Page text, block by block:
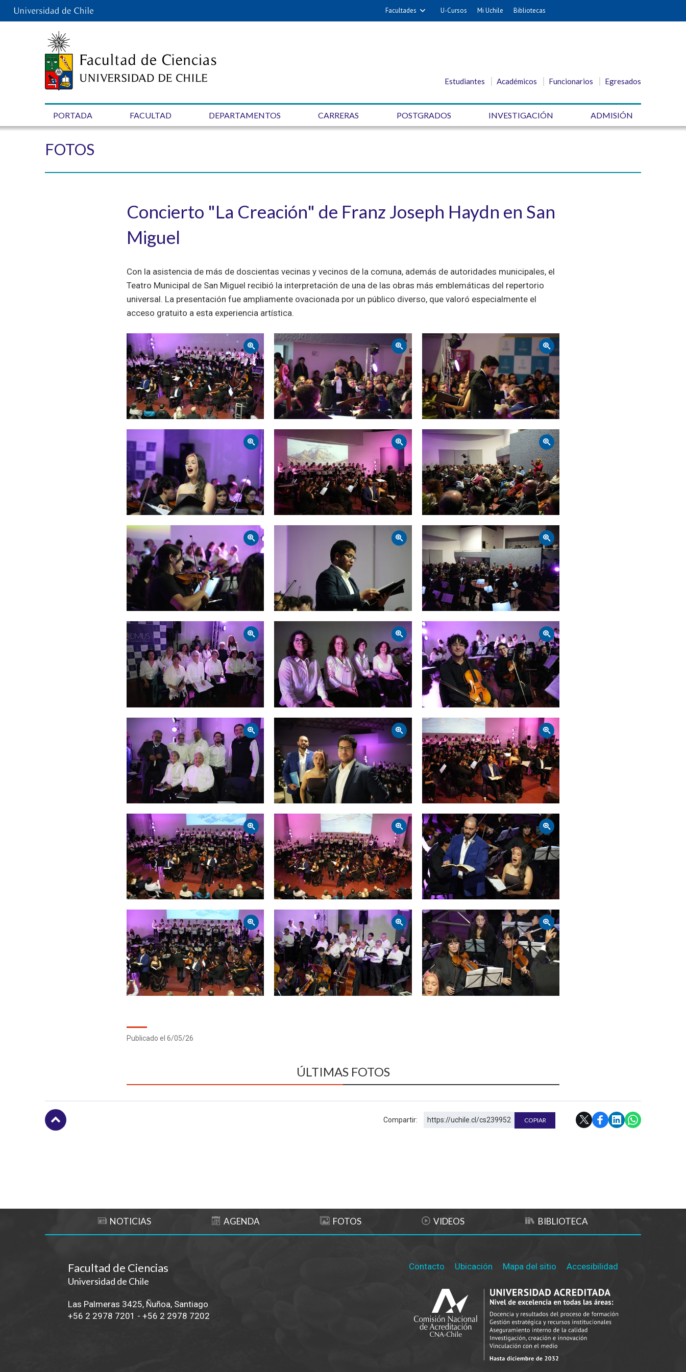
Facultades U-Cursos Mi Uchile Bibliotecas
Estudiantes Académicos Funcionarios Egresados
PORTADA FACULTAD DEPARTAMENTOS CARRERAS POSTGRADOS INVESTIGACIÓN ADMISIÓN
FOTOS
Concierto "La Creación" de Franz Joseph Haydn en San
Miguel
Con la asistencia de más de doscientas vecinas y vecinos de la comuna, además de autoridades municipales, el
Teatro Municipal de San Miguel recibió la interpretación de una de las obras más emblemáticas del repertorio
universal. La presentación fue ampliamente ovacionada por un público diverso, que valoró especialmente el
acceso gratuito a esta experiencia artística.
Zoom Zoom Zoom
Zoom Zoom
Zoom Zoom
Zoom Zoom
Zoom
Zoom Zoom Zoom
Zoom Zoom
Publicado el 6/05/26
ÚLTIMAS FOTOS
Compartir: https://uchile.cl/cs239952 COPIAR
NOTICIAS AGENDA FOTOS VIDEOS BIBLIOTECA
Contacto Ubicación Mapa del sitio Accesibilidad
Facultad de Ciencias
Universidad de Chile
Las Palmeras 3425, Ñuñoa, Santiago
+56 2 2978 7201 - +56 2 2978 7202